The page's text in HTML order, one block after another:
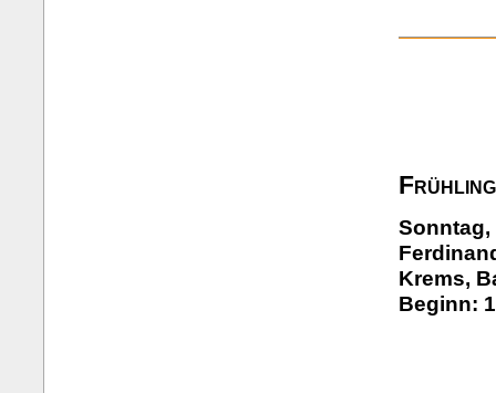
Sonntag,
Krems,
Beginn: